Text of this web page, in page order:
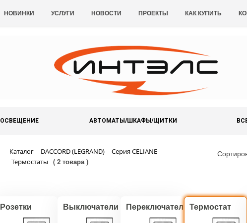
НОВИНКИ УСЛУГИ НОВОСТИ ПРОЕКТЫ КАК КУПИТЬ
ОСВЕЩЕНИЕ АВТОМАТЫ/ШКАФЫ/ЩИТКИ
Каталог DACCORD (LEGRAND)
Серия CELIANE
Термостаты
( 2 товара )
Розетки Выключатели Переключатели Термостат